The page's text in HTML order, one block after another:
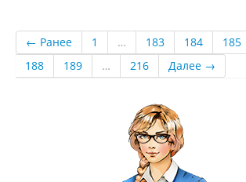
← Ранее 1 … 183 184 185
188
189 … 216 Далее →